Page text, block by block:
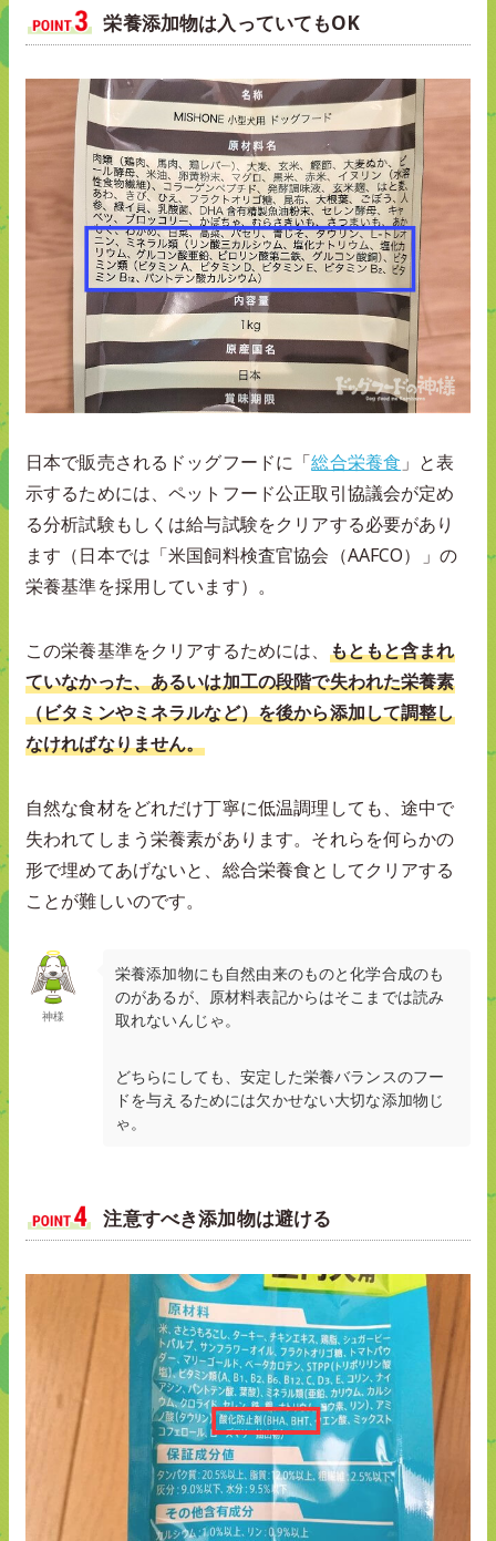
栄養添加物は入っていてもOK
日本で販売されるドッグフードに「総合栄養食 」と表
示するためには、ペットフード公正取引協議会が定め
る分析試験もしくは給与試験をクリアする必要があり
ます（日本では「米国飼料検査官協会（AAFCO）」の
栄養基準を採用しています）。
この栄養基準をクリアするためには、 もともと含まれ
ていなかった、あるいは加工の段階で失われた栄養素
（ビタミンやミネラルなど）を後から添加して調整し
なければなりません。
自然な食材をどれだけ丁寧に低温調理しても、途中で
失われてしまう栄養素があります。それらを何らかの
形で埋めてあげないと、総合栄養食としてクリアする
ことが難しいのです。
神様
栄養添加物にも自然由来のものと化学合成のも
のがあるが、原材料表記からはそこまでは読み
取れないんじゃ。
どちらにしても、安定した栄養バランスのフー
ドを与えるためには欠かせない大切な添加物じ
ゃ。
注意すべき添加物は避ける